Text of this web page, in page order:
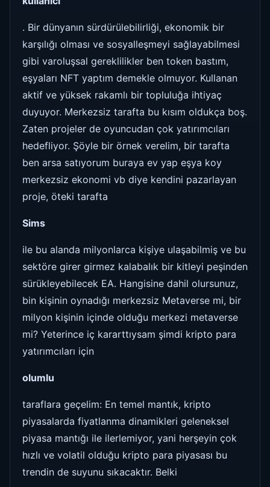
. Bir dünyanın sürdürülebilirliği, ekonomik bir
karşılığı olması ve sosyalleşmeyi sağlayabilmesi
gibi varoluşsal gereklilikler ben token bastım,
eşyaları NFT yaptım demekle olmuyor. Kullanan
aktif ve yüksek rakamlı bir topluluğa ihtiyaç
duyuyor. Merkezsiz tarafta bu kısım oldukça boş.
Zaten projeler de oyuncudan çok yatırımcıları
hedefliyor. Şöyle bir örnek verelim, bir tarafta
ben arsa satıyorum buraya ev yap eşya koy
merkezsiz ekonomi vb diye kendini pazarlayan
proje, öteki tarafta
Sims
ile bu alanda milyonlarca kişiye ulaşabilmiş ve bu
sektöre girer girmez kalabalık bir kitleyi peşinden
sürükleyebilecek EA. Hangisine dahil olursunuz,
bin kişinin oynadığı merkezsiz Metaverse mi, bir
milyon kişinin içinde olduğu merkezi metaverse
mi? Yeterince iç kararttıysam şimdi kripto para
yatırımcıları için
olumlu
taraflara geçelim: En temel mantık, kripto
piyasalarda fiyatlanma dinamikleri geleneksel
piyasa mantığı ile ilerlemiyor, yani herşeyin çok
hızlı ve volatil olduğu kripto para piyasası bu
trendin de suyunu sıkacaktır. Belki